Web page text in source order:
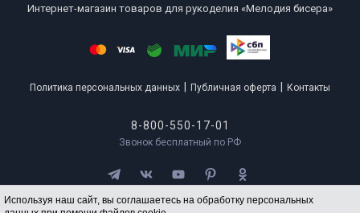
Используя наш сайт, вы соглашаетесь на обработку персональных
Интернет-магазин товаров для рукоделия «Мелодия бисера»
Политика персональных данных Публичная оферта Контакты
8-800-550-17-01
Звонок бесплатный по РФ